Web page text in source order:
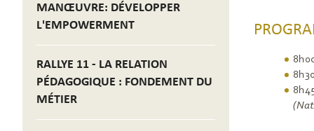
MANŒUVRE: DÉVELOPPER
L'EMPOWERMENT
RALLYE 11 - LA RELATION
PÉDAGOGIQUE : FONDEMENT DU
MÉTIER